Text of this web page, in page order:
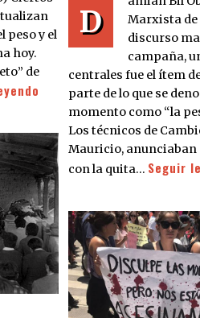
peso y el
hoy.
de
D
Marxista de
discurso
campaña,
centrales fue el ítem
parte de lo que se
momento como “la
Los técnicos de
Mauricio, anunciaban
con la quita… Seguir